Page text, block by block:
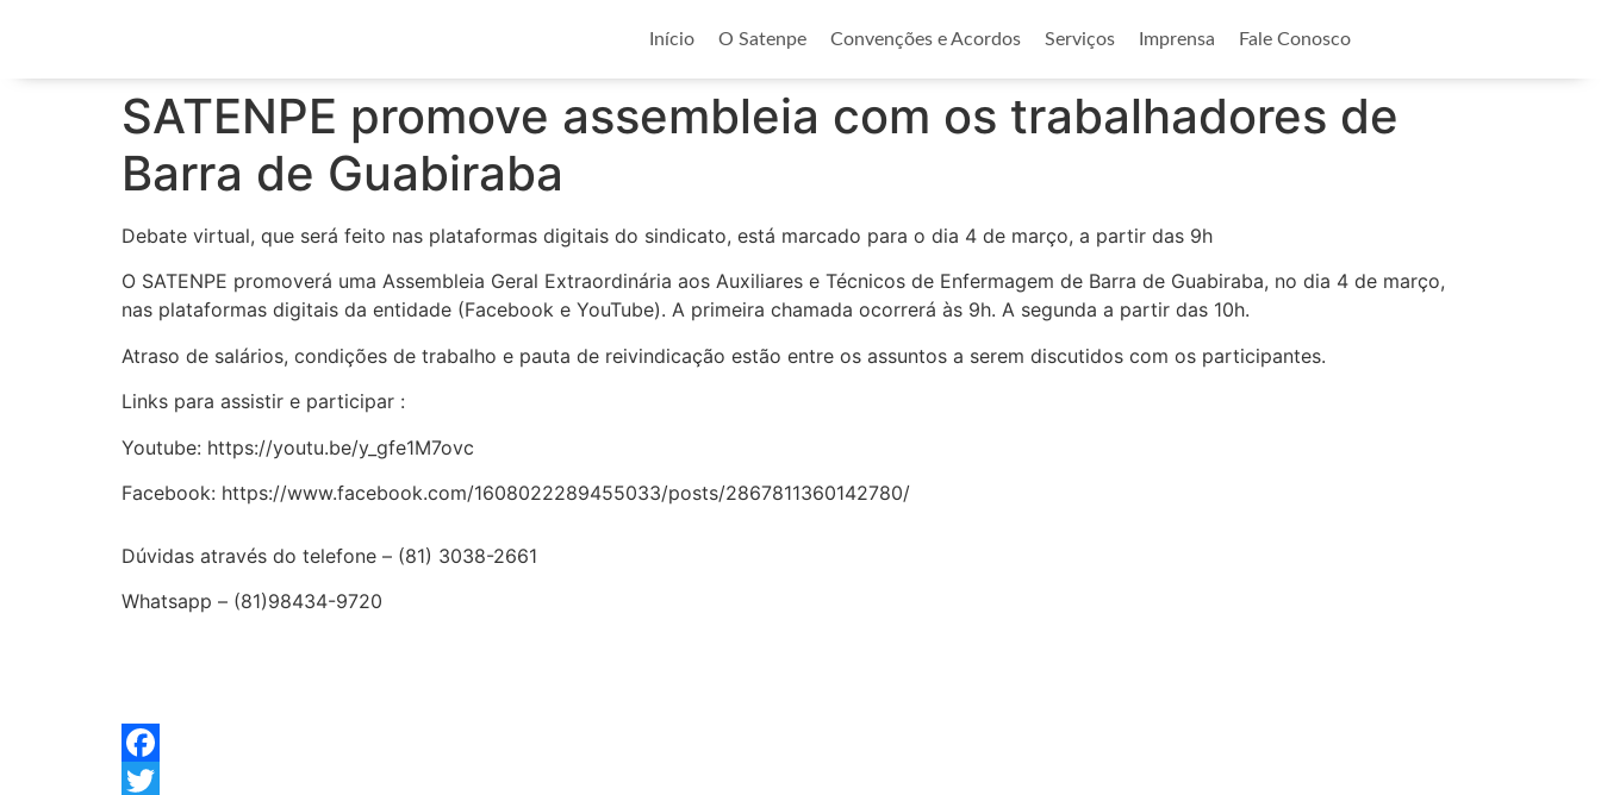
Início O Satenpe Convenções e Acordos Serviços Imprensa Fale Conosco
SATENPE promove assembleia com os trabalhadores de
Barra de Guabiraba
Debate virtual, que será feito nas plataformas digitais do sindicato, está marcado para o dia 4 de março, a partir das 9h
O SATENPE promoverá uma Assembleia Geral Extraordinária aos Auxiliares e Técnicos de Enfermagem de Barra de Guabiraba, no dia 4 de março,
nas plataformas digitais da entidade (Facebook e YouTube). A primeira chamada ocorrerá às 9h. A segunda a partir das 10h.
Atraso de salários, condições de trabalho e pauta de reivindicação estão entre os assuntos a serem discutidos com os participantes.
Links para assistir e participar :
Youtube: https://youtu.be/y_gfe1M7ovc
Facebook: https://www.facebook.com/1608022289455033/posts/2867811360142780/
Dúvidas através do telefone – (81) 3038-2661
Whatsapp – (81)98434-9720
Facebook